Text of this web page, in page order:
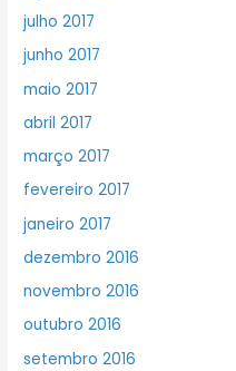
julho 2017
junho 2017
maio 2017
abril 2017
março 2017
fevereiro 2017
janeiro 2017
dezembro 2016
novembro 2016
outubro 2016
setembro 2016